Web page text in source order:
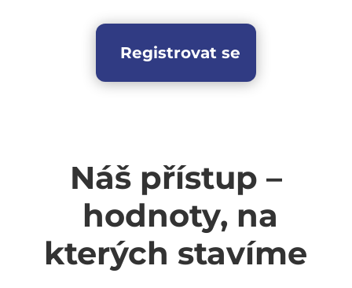
Registrovat se
Náš přístup –
hodnoty, na
kterých stavíme